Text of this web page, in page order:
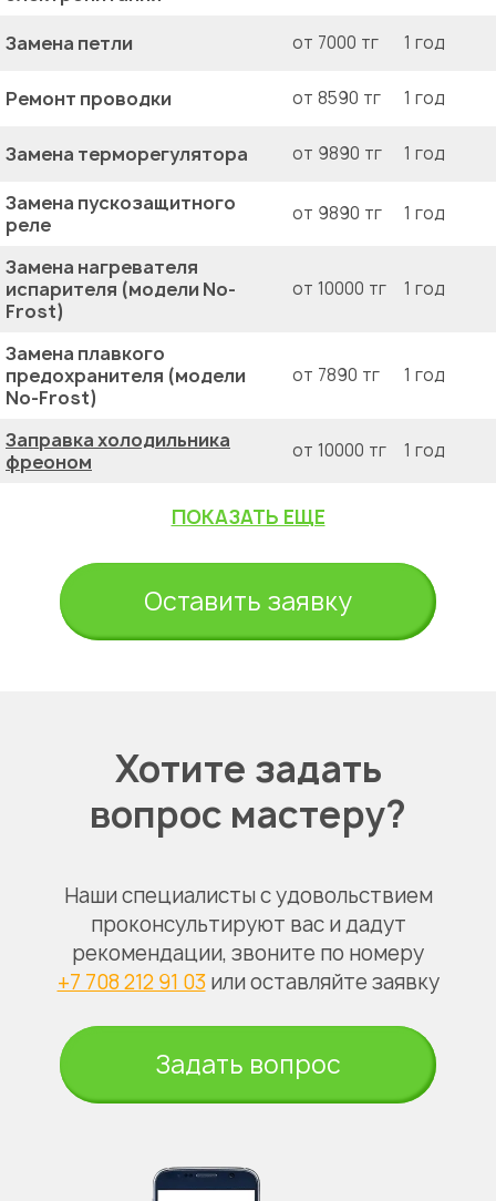
Замена петли
от 7000 тг 1 год
Ремонт проводки от 8590 тг 1 год
Замена терморегулятора от 9890 тг 1 год
Замена пускозащитного
реле
от 9890 тг 1 год
Замена нагревателя
испарителя (модели No-
Frost)
от 10000 тг 1 год
Замена плавкого
предохранителя (модели
No-Frost)
от 7890 тг 1 год
Заправка холодильника
фреоном
от 10000 тг 1 год
ПОКАЗАТЬ ЕЩЕ
Оставить заявку
Хотите задать
вопрос мастеру?
Наши специалисты с удовольствием
проконсультируют вас и дадут
рекомендации, звоните по номеру
+7 708 212 91 03или оставляйте заявку
Задать вопрос